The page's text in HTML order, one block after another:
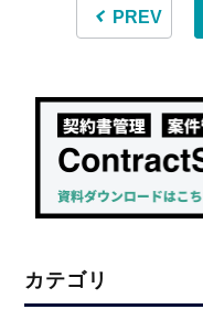
PREV
カテゴリ